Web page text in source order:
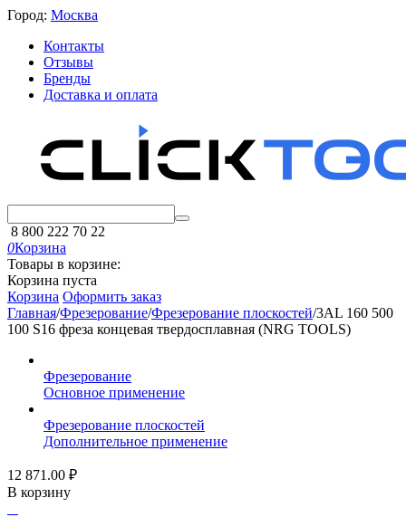
Город: Москва
Контакты
Отзывы
Бренды
Доставка и оплата
8 800 222 70 22
0Корзина
Товары в корзине:
Корзина пуста
Корзина Оформить заказ
Главная/Фрезерование/Фрезерование плоскостей/3AL 160 500
100 S16 фреза концевая твердосплавная (NRG TOOLS)
Фрезерование
Основное применение
Фрезерование плоскостей
Дополнительное применение
12 871.00 ₽
В корзину